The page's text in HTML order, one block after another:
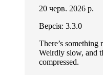
20 черв. 2026 р.
Версія: 3.3.0
There’s
Weirdly slow, and
compressed.